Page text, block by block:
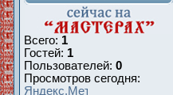
Всего: 1
Гостей: 1
Пользователей: 0
Просмотров сегодня: